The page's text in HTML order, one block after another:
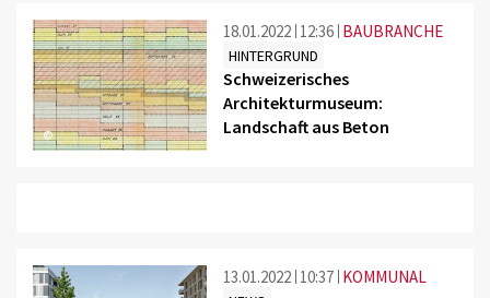
©
18.01.2022 12:36 BAUBRANCHE
HINTERGRUND
Schweizerisches
Architekturmuseum:
Landschaft aus Beton
13.01.2022 10:37 KOMMUNAL